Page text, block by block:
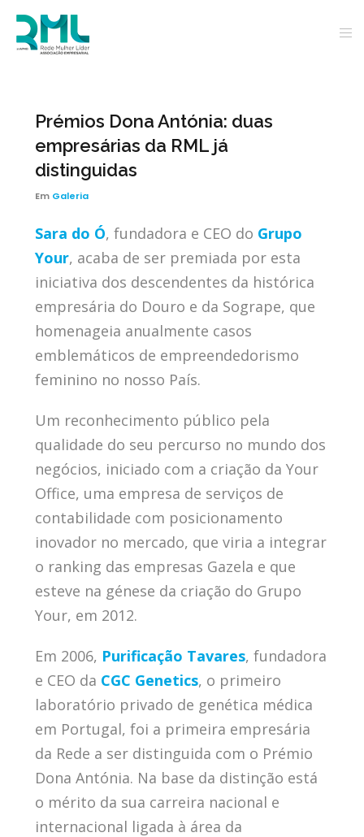
Prémios Dona Antónia: duas
empresárias da RML já
distinguidas
Em Galeria
Sara do Ó, fundadora e CEO do Grupo
Your, acaba de ser premiada por esta
iniciativa dos descendentes da histórica
empresária do Douro e da Sogrape, que
homenageia anualmente casos
emblemáticos de empreendedorismo
feminino no nosso País.
Um reconhecimento público pela
qualidade do seu percurso no mundo dos
negócios, iniciado com a criação da Your
Office, uma empresa de serviços de
contabilidade com posicionamento
inovador no mercado, que viria a integrar
o ranking das empresas Gazela e que
esteve na génese da criação do Grupo
Your, em 2012.
Em 2006, Purificação Tavares, fundadora
e CEO da CGC Genetics, o primeiro
laboratório privado de genética médica
em Portugal, foi a primeira empresária
da Rede a ser distinguida com o Prémio
Dona Antónia. Na base da distinção está
o mérito da sua carreira nacional e
internacional ligada à área da